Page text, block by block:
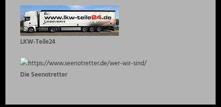
LKW-Teile24
Die Seenotretter